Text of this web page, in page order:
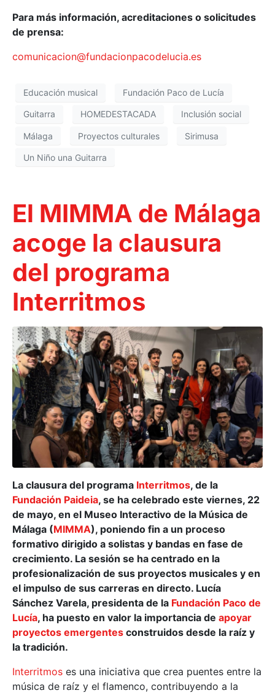
Para más información, acreditaciones o solicitudes
de prensa:
comunicacion@fundacionpacodelucia.es
Educación musical Fundación Paco de Lucía
Guitarra HOMEDESTACADA Inclusión social
Málaga Proyectos culturales Sirimusa
Un Niño una Guitarra
El MIMMA de Málaga
acoge la clausura
del programa
Interritmos
La clausura del programa Interritmos, de la
Fundación Paideia, se ha celebrado este viernes, 22
de mayo, en el Museo Interactivo de la Música de
Málaga (MIMMA), poniendo fin a un proceso
formativo dirigido a solistas y bandas en fase de
crecimiento. La sesión se ha centrado en la
profesionalización de sus proyectos musicales y en
el impulso de sus carreras en directo. Lucía
Sánchez Varela, presidenta de la Fundación Paco de
Lucía, ha puesto en valor la importancia de apoyar
proyectos emergentes construidos desde la raíz y
la tradición.
Interritmos es una iniciativa que crea puentes entre la
música de raíz y el flamenco, contribuyendo a la